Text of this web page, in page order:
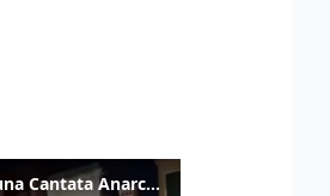
Venezia omaggia Guccini con una Cantata Anarchica in campo Santa Margherita